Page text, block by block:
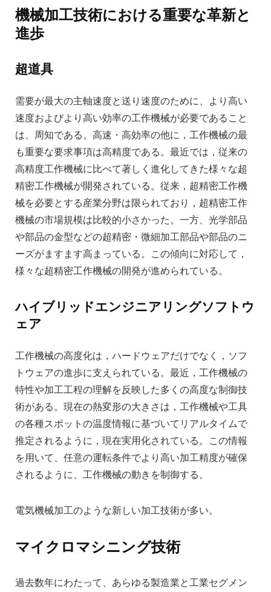
機械加工技術における重要な革新と
進歩
超道具
需要が最大の主軸速度と送り速度のために、より高い
速度およびより高い効率の工作機械が必要であること
は、周知である。高速・高効率の他に，工作機械の最
も重要な要求事項は高精度である。最近では，従来の
高精度工作機械に比べて著しく進化してきた様々な超
精密工作機械が開発されている。従来，超精密工作機
械を必要とする産業分野は限られており，超精密工作
機械の市場規模は比較的小さかった。一方、光学部品
や部品の金型などの超精密・微細加工部品や部品のニ
ーズがますます高まっている。この傾向に対応して，
様々な超精密工作機械の開発が進められている。
ハイブリッドエンジニアリングソフトウ
ェア
工作機械の高度化は，ハードウェアだけでなく，ソフ
トウェアの進歩に支えられている。最近，工作機械の
特性や加工工程の理解を反映した多くの高度な制御技
術がある。現在の熱変形の大きさは，工作機械や工具
の各種スポットの温度情報に基づいてリアルタイムで
推定されるように，現在実用化されている。この情報
を用いて、任意の運転条件でより高い加工精度が確保
されるように、工作機械の動きを制御する。
電気機械加工のような新しい加工技術が多い。
マイクロマシニング技術
過去数年にわたって、あらゆる製造業と工業セグメン